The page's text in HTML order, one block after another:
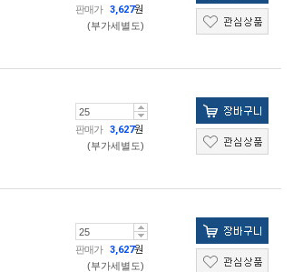
판매가 3,627원
(부가세별도)
판매가 3,627원
(부가세별도)
판매가 3,627원
(부가세별도)